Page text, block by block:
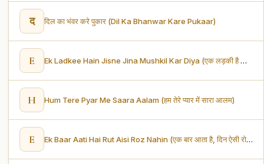
द दिल का भंवर करे पुकार (Dil Ka Bhanwar Kare Pukaar)
E Ek Ladkee Hain Jisne Jina Mushkil Kar Diya (एक लड़की है जिसने जीना मुश्किल कर दिया)
H Hum Tere Pyar Me Saara Aalam (हम तेरे प्यार में सारा आलम)
E Ek Baar Aati Hai Rut Aisi Roz Nahin (एक बार आता है, दिन ऐसी रोज़ नहीं)